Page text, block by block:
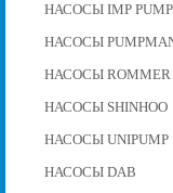
НАСОСЫ IMP
НАСОСЫ
НАСОСЫ ROMMER
НАСОСЫ SHINHOO
НАСОСЫ UNIPUMP
НАСОСЫ DAB